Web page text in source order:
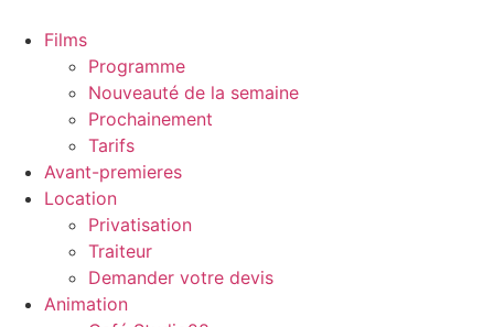
Films
Programme
Nouveauté de la semaine
Prochainement
Tarifs
Avant-premieres
Location
Privatisation
Traiteur
Demander votre devis
Animation